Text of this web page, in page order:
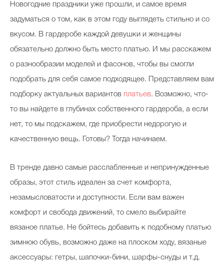
Новогодние праздники уже прошли, и самое время
задуматься о том, как в этом году выглядеть стильно и со
вкусом. В гардеробе каждой девушки и женщины
обязательно должно быть место платью. И мы расскажем
о разнообразии моделей и фасонов, чтобы вы смогли
подобрать для себя самое подходящее. Представляем вам
подборку актуальных вариантов платьев. Возможно, что-
то вы найдете в глубинах собственного гардероба, а если
нет, то мы подскажем, где приобрести недорогую и
качественную вещь. Готовы? Тогда начинаем.
В тренде давно самые расслабленные и непринужденные
образы, этот стиль идеален за счет комфорта,
незамысловатости и доступности. Если вам важен
комфорт и свобода движений, то смело выбирайте
вязаное платье. Не бойтесь добавить к подобному платью
зимнюю обувь, возможно даже на плоском ходу, вязаные
аксессуары: гетры, шапочки-бини, шарфы-снуды и т.д.